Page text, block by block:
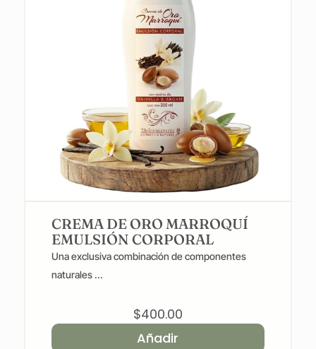
CREMA DE ORO MARROQUÍ
EMULSIÓN CORPORAL
Una exclusiva combinación de componentes
naturales ...
$400.00
Añadir